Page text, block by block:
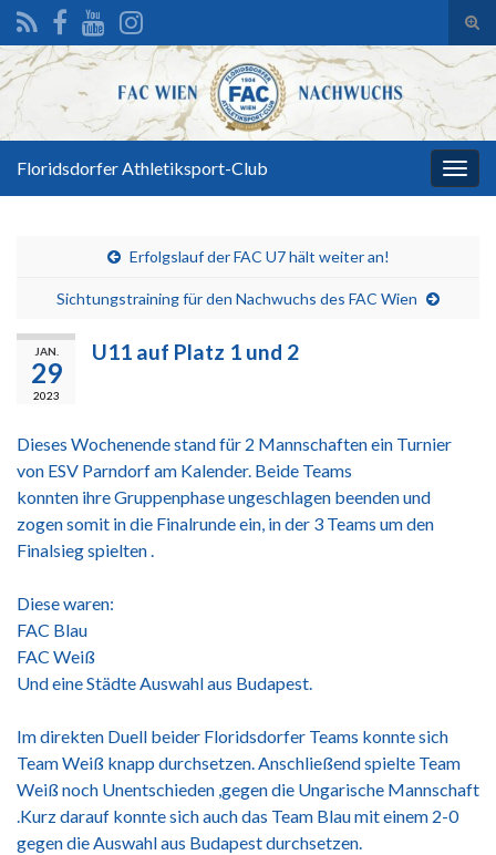
Search for:
Floridsdorfer Athletiksport-Club
Erfolgslauf der FAC U7 hält weiter an!
Sichtungstraining für den Nachwuchs des FAC Wien
JAN.
29
2023
U11 auf Platz 1 und 2
Dieses Wochenende stand für 2 Mannschaften ein Turnier
von ESV Parndorf am Kalender. Beide Teams
konnten ihre Gruppenphase ungeschlagen beenden und
zogen somit in die Finalrunde ein, in der 3 Teams um den
Finalsieg spielten .
Diese waren:
FAC Blau
FAC Weiß
Und eine Städte Auswahl aus Budapest.
Im direkten Duell beider Floridsdorfer Teams konnte sich
Team Weiß knapp durchsetzen. Anschließend spielte Team
Weiß noch Unentschieden ,gegen die Ungarische Mannschaft
.Kurz darauf konnte sich auch das Team Blau mit einem 2-0
gegen die Auswahl aus Budapest durchsetzen.